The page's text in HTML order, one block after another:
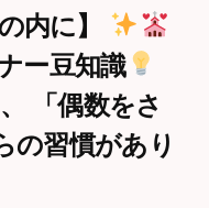
ト
の
石
野
・
新
居
浜
市
内に】
ー豆知識
「偶数をさ
の習慣があり